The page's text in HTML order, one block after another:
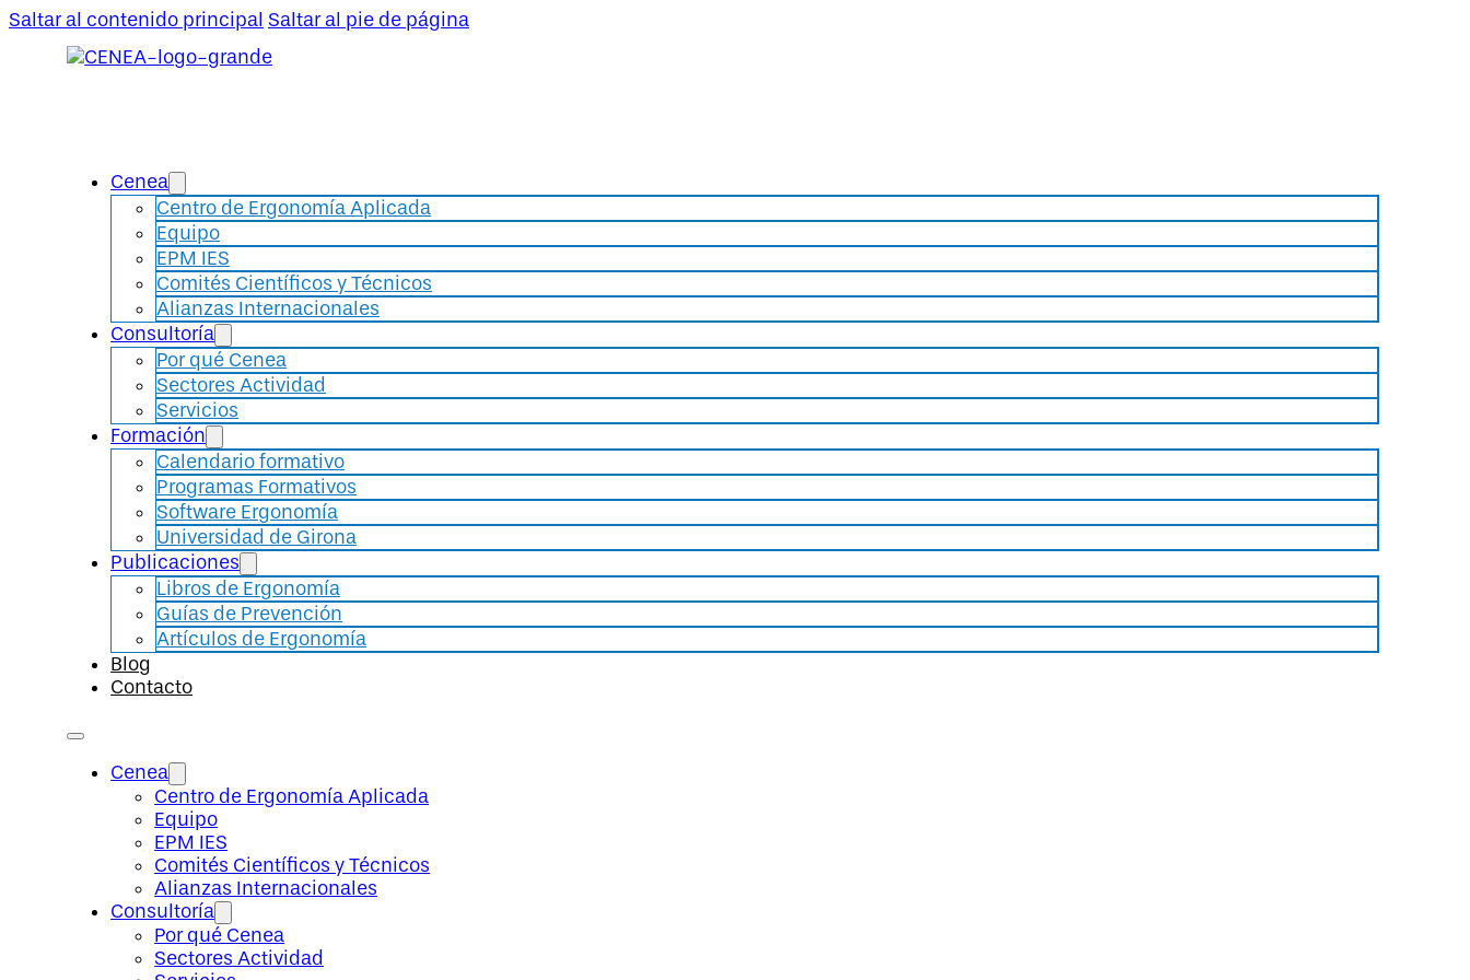
Saltar al contenido principal Saltar al pie de página
Cenea
Centro de Ergonomía Aplicada
Equipo
EPM IES
Comités Científicos y Técnicos
Alianzas Internacionales
Consultoría
Por qué Cenea
Sectores Actividad
Servicios
Formación
Calendario formativo
Programas Formativos
Software Ergonomía
Universidad de Girona
Publicaciones
Libros de Ergonomía
Guías de Prevención
Artículos de Ergonomía
Blog
Contacto
Cenea
Centro de Ergonomía Aplicada
Equipo
EPM IES
Comités Científicos y Técnicos
Alianzas Internacionales
Consultoría
Por qué Cenea
Sectores Actividad